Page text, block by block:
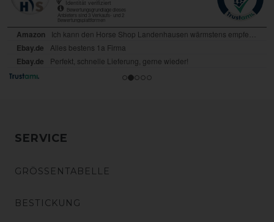
SERVICE
GRÖSSENTABELLE
BESTICKUNG